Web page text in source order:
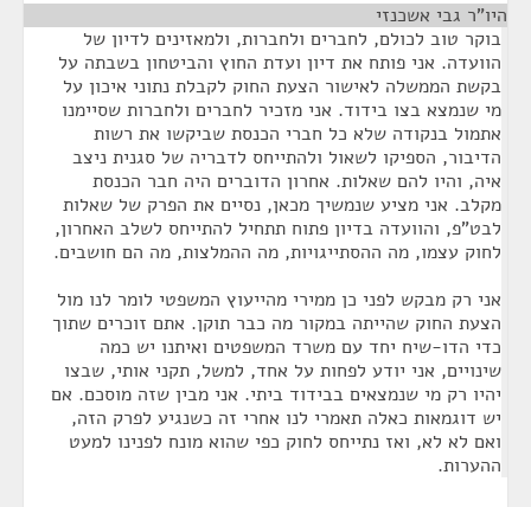
היו"ר גבי אשכנזי
בוקר טוב לכולם, לחברים ולחברות, ולמאזינים לדיון של
הוועדה. אני פותח את דיון ועדת החוץ והביטחון בשבתה על
בקשת הממשלה לאישור הצעת החוק לקבלת נתוני איכון על
מי שנמצא בצו בידוד. אני מזכיר לחברים ולחברות שסיימנו
אתמול בנקודה שלא כל חברי הכנסת שביקשו את רשות
הדיבור, הספיקו לשאול ולהתייחס לדבריה של סגנית ניצב
איה, והיו להם שאלות. אחרון הדוברים היה חבר הכנסת
מקלב. אני מציע שנמשיך מכאן, נסיים את הפרק של שאלות
לבט"פ, והוועדה בדיון פתוח תתחיל להתייחס לשלב האחרון,
לחוק עצמו, מה ההסתייגויות, מה ההמלצות, מה הם חושבים.
אני רק מבקש לפני כן ממירי מהייעוץ המשפטי לומר לנו מול
הצעת החוק שהייתה במקור מה כבר תוקן. אתם זוכרים שתוך
כדי הדו-שיח יחד עם משרד המשפטים ואיתנו יש כמה
שינויים, אני יודע לפחות על אחד, למשל, תקני אותי, שבצו
יהיו רק מי שנמצאים בבידוד ביתי. אני מבין שזה מוסכם. אם
יש דוגמאות כאלה תאמרי לנו אחרי זה כשנגיע לפרק הזה,
ואם לא לא, ואז נתייחס לחוק כפי שהוא מונח לפנינו למעט
ההערות.